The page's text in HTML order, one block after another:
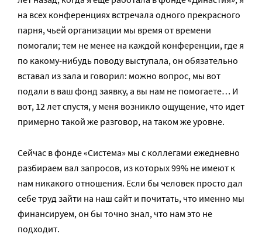
на всех конференциях встречала одного прекрасного
парня, чьей организации мы время от времени
помогали; тем не менее на каждой конференции, где я
по какому-нибудь поводу выступала, он обязательно
вставал из зала и говорил: можно вопрос, мы вот
подали в ваш фонд заявку, а вы нам не помогаете… И
вот, 12 лет спустя, у меня возникло ощущение, что идет
примерно такой же разговор, на таком же уровне.
Сейчас в фонде «Система» мы с коллегами ежедневно
разбираем вал запросов, из которых 99% не имеют к
нам никакого отношения. Если бы человек просто дал
себе труд зайти на наш сайт и почитать, что именно мы
финансируем, он бы точно знал, что нам это не
подходит.